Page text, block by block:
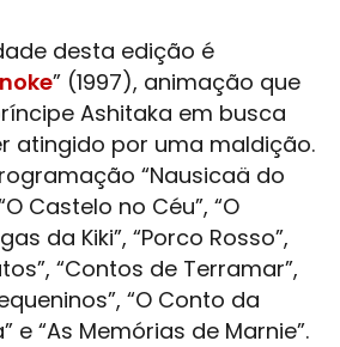
desta edição é
” (1997), animação que
Ashitaka em busca
atingido por uma maldição.
“Nausicaä do
Castelo no Céu”, “O
da Kiki”, “Porco Rosso”,
“Contos de Terramar”,
“O Conto da
e “As Memórias de Marnie”.